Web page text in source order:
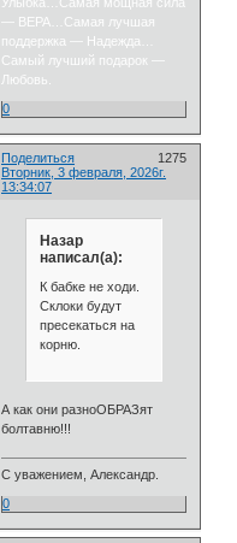
Улыбка…Самая мощная сила
— ВЕРА…Самая лучшая
поддержка — Надежда…
Самый лучший подарок —
Любовь.
0
Поделиться
1275
Вторник, 3 февраля, 2026г.
13:34:07
Назар
написал(а):
К бабке не ходи.
Склоки будут
пресекаться на
корню.
А как они разноОБРАЗят
болтавню!!!
С уважением, Александр.
0